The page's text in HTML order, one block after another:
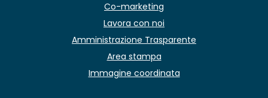
Co-marketing
Lavora con noi
Amministrazione Trasparente
Area stampa
Immagine coordinata